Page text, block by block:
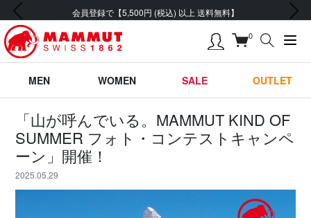
会員登録で【5,500円 (税込) 以上 送料無料】
前の画像 次の画像
0
MEN WOMEN SALE OUTLET
「山が呼んでいる。MAMMUT KIND OF
SUMMER フォト・コンテストキャンペ
ーン」開催！
2025.05.29